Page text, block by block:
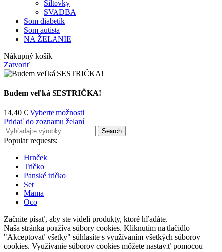
Šiltovky
SVADBA
Som diabetik
Som autista
NA ŽELANIE
Nákupný košík
Zatvoriť
Budem veľká SESTRIČKA!
14,40 € Vyberte možnosti
Pridať do zoznamu želaní
Search
Popular requests:
Hrnček
Tričko
Panské tričko
Set
Mama
Oco
Začnite písať, aby ste videli produkty, ktoré hľadáte.
Naša stránka používa súbory cookies. Kliknutím na tlačidlo
"Akceptovať všetky" súhlasíte s využívaním všetkých súborov
cookies. Využívanie súborov cookies môžete nastaviť pomocou